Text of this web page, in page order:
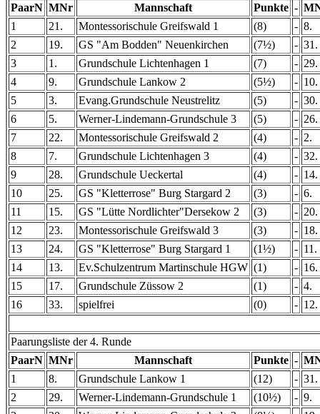
PaarN MNr Mannschaft Punkte -
1
21. Montessorischule Greifswald 1 (8) - 8.
2
19. GS "Am Bodden" Neuenkirchen (7½) - 31.
3
1. Grundschule Lichtenhagen 1 (7) - 29.
4
9. Grundschule Lankow 2 (5½) - 10.
5
3. Evang.Grundschule Neustrelitz (5) - 30.
6
5. Werner-Lindemann-Grundschule 3 (5) - 26.
7
22. Montessorischule Greifswald 2 (4) - 2.
8
7. Grundschule Lichtenhagen 3 (4) - 32.
9
28. Grundschule Ueckertal (4) - 14.
10
25. GS "Kletterrose" Burg Stargard 2 (3) - 6.
11
15. GS "Lütte Nordlichter"Dersekow 2 (3) - 20.
12
23. Montessorischule Greifswald 3 (3) - 18.
13
24. GS "Kletterrose" Burg Stargard 1 (1½) - 11.
14
13. Ev.Schulzentrum Martinschule HGW (1) - 16.
15
17. Grundschule Züssow 2 (1) - 4.
16
33. spielfrei (0) - 12.
Paarungsliste der 4. Runde
PaarN MNr Mannschaft Punkte -
1
8. Grundschule Lankow 1 (12) - 31.
2
29. Werner-Lindemann-Grundschule 1 (10½) - 9.